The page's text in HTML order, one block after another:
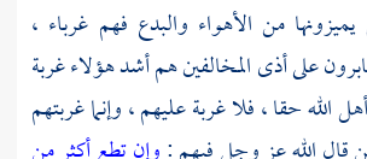
من الأهواء والبدع فهم غرباء ،
على أذى المخالفين هم أشد هؤلاء غربة
الله حقا ، فلا غربة عليهم ، وإنما غربتهم